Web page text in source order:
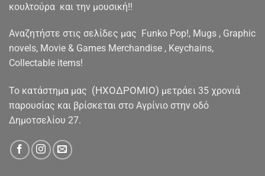
κουλτούρα και την μουσική!!
Αναζητήστε στις σελίδες μας Funko Pop!, Mugs , Graphic
novels, Movie & Games Merchandise , Keychains,
Collectable items!
To κατάστημα μας (ΗΧΟΔΡΟΜΙΟ) μετράει 35 χρονιά
παρουσίας και βρίσκεται στο Αγρίνιο στην οδό
Δημοτσελίου 27.